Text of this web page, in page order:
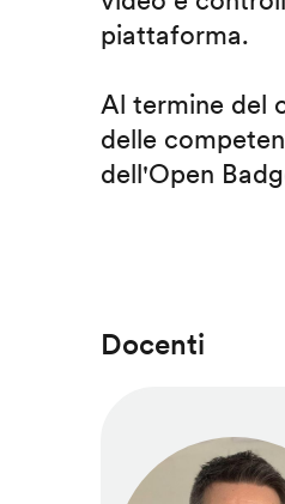
piattaforma.
Al termine del
delle
dell'Open
Docenti